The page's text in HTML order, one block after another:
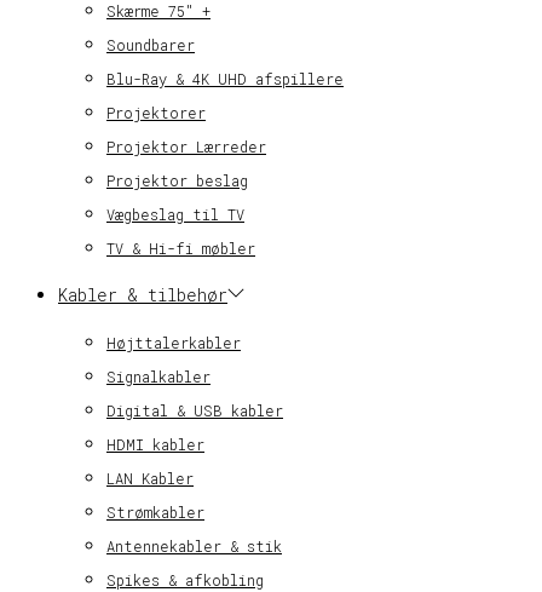
Skærme 75″ +
Soundbarer
Blu-Ray & 4K UHD afspillere
Projektorer
Projektor Lærreder
Projektor beslag
Vægbeslag til TV
TV & Hi-fi møbler
Kabler & tilbehør
Højttalerkabler
Signalkabler
Digital & USB kabler
HDMI kabler
LAN Kabler
Strømkabler
Antennekabler & stik
Spikes & afkobling